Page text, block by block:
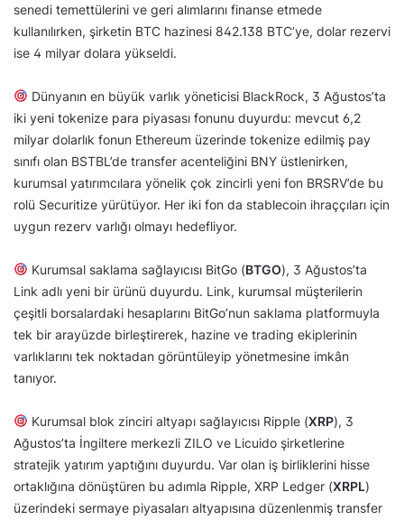
senedi temettülerini ve geri alımlarını finanse etmede
kullanılırken, şirketin BTC hazinesi 842.138 BTC’ye, dolar rezervi
ise 4 milyar dolara yükseldi.
Dünyanın en büyük varlık yöneticisi BlackRock, 3 Ağustos’ta
iki yeni tokenize para piyasası fonunu duyurdu: mevcut 6,2
milyar dolarlık fonun Ethereum üzerinde tokenize edilmiş pay
sınıfı olan BSTBL’de transfer acenteliğini BNY üstlenirken,
kurumsal yatırımcılara yönelik çok zincirli yeni fon BRSRV’de bu
rolü Securitize yürütüyor. Her iki fon da stablecoin ihraççıları için
uygun rezerv varlığı olmayı hedefliyor.
Kurumsal saklama sağlayıcısı BitGo (BTGO), 3 Ağustos’ta
Link adlı yeni bir ürünü duyurdu. Link, kurumsal müşterilerin
çeşitli borsalardaki hesaplarını BitGo’nun saklama platformuyla
tek bir arayüzde birleştirerek, hazine ve trading ekiplerinin
varlıklarını tek noktadan görüntüleyip yönetmesine imkân
tanıyor.
Kurumsal blok zinciri altyapı sağlayıcısı Ripple (XRP), 3
Ağustos’ta İngiltere merkezli ZILO ve Licuido şirketlerine
stratejik yatırım yaptığını duyurdu. Var olan iş birliklerini hisse
ortaklığına dönüştüren bu adımla Ripple, XRP Ledger (XRPL)
üzerindeki sermaye piyasaları altyapısına düzenlenmiş transfer